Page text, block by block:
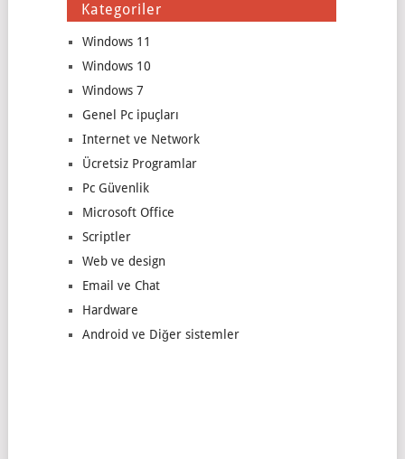
Kategoriler
Windows 11
Windows 10
Windows 7
Genel Pc ipuçları
Internet ve Network
Ücretsiz Programlar
Pc Güvenlik
Microsoft Office
Scriptler
Web ve design
Email ve Chat
Hardware
Android ve Diğer sistemler